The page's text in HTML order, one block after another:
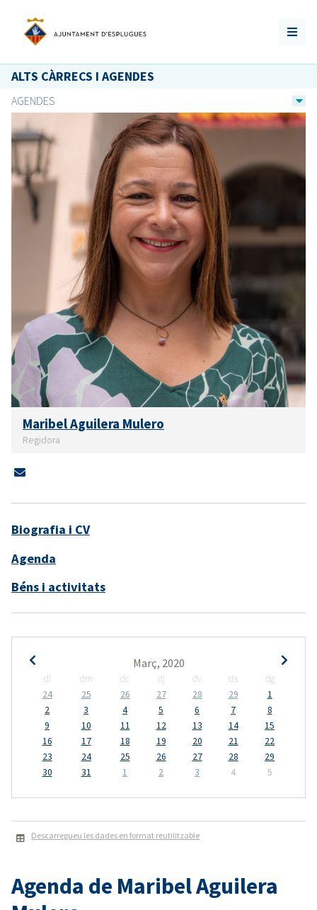
ALTS CÀRRECS I AGENDES
AGENDES
Maribel Aguilera Mulero
Regidora
Biografia i CV
Agenda
Béns i activitats
Març, 2020
dl dm dc dj dv ds
dg
24
25 26 27 28 29
1
2
3 4 5 6 7
8
9
10 11 12 13 14
15
16
17 18 19 20 21
22
23
24 25 26 27 28
29
30
31 1 2 3 4 5
Descarregueu les dades en format reutilitzable
Agenda de Maribel Aguilera